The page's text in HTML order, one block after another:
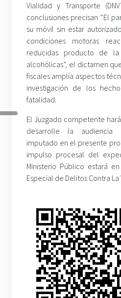
Vialidad y Transporte
conclusiones precisan “El
su móvil sin estar
condiciones motoras
reducidas producto de
alcohólicas”, el dictamen
fiscales amplía aspectos
investigación de los
fatalidad.
El Juzgado competente
desarrolle la audiencia
imputado en el presente
impulso procesal del
Ministerio Público estará
Especial de Delitos Contra La